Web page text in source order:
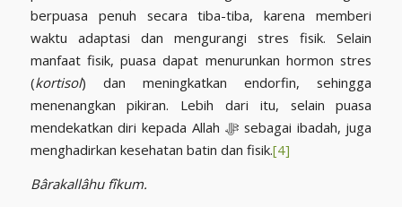
berpuasa penuh secara tiba-tiba, karena memberi
waktu adaptasi dan mengurangi stres fisik. Selain
manfaat fisik, puasa dapat menurunkan hormon stres
(kortisol) dan meningkatkan endorfin, sehingga
menenangkan pikiran. Lebih dari itu, selain puasa
mendekatkan diri kepada Allah ﷻ sebagai ibadah, juga
menghadirkan kesehatan batin dan fisik.[4]
Bârakallâhu fîkum.